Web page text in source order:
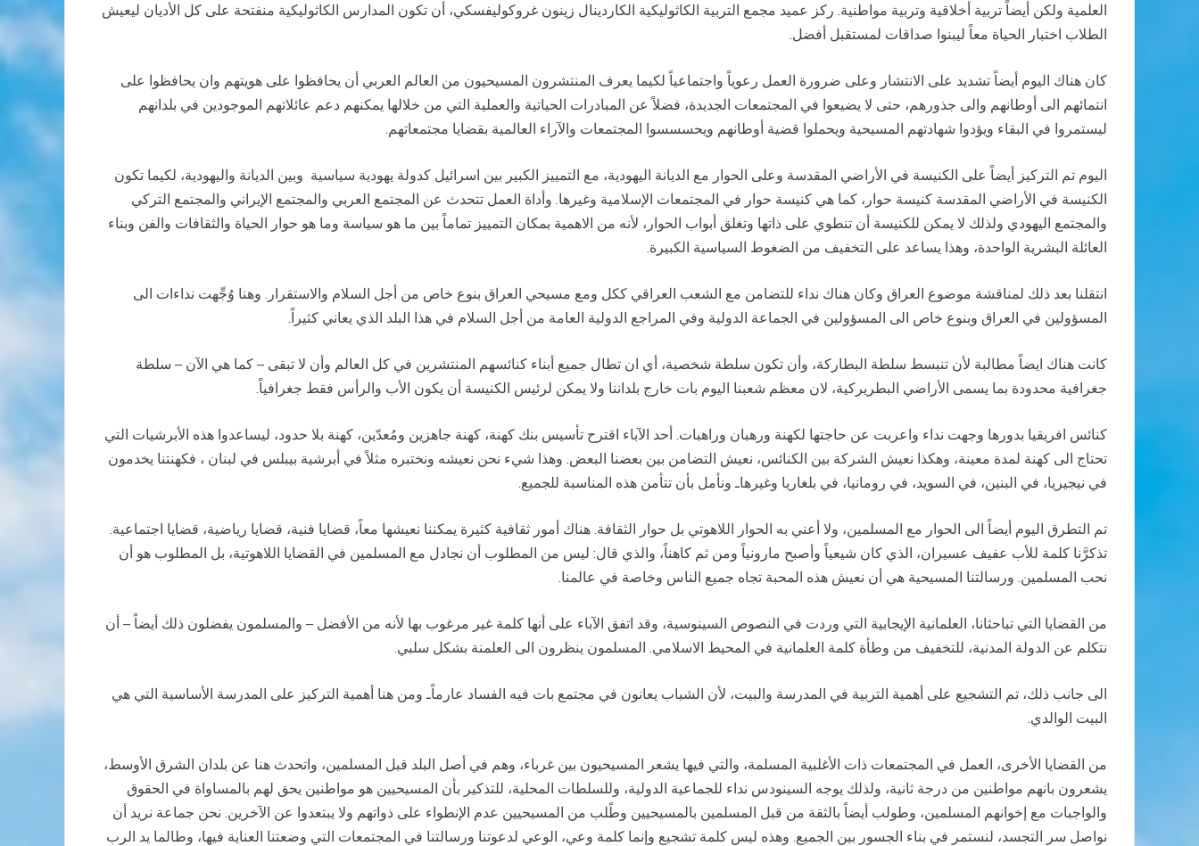
العلمية ولكن أيضاً تربية أخلاقية وتربية مواطنية. ركز عميد مجمع التربية الكاثوليكية الكاردينال زينون غروكوليفسكي، أن تكون المدارس الكاثوليكية منفتحة على كل الأديان ليعيش
الطلاب اختبار الحياة معاً ليبنوا صداقات لمستقبل أفضل.
كان هناك اليوم أيضاً تشديد على الانتشار وعلى ضرورة العمل رعوياً واجتماعياً لكيما يعرف المنتشرون المسيحيون من العالم العربي أن يحافظوا على هويتهم وان يحافظوا على
انتمائهم الى أوطانهم والى جذورهم، حتى لا يضيعوا في المجتمعات الجديدة، فضلاً عن المبادرات الحياتية والعملية التي من خلالها يمكنهم دعم عائلاتهم الموجودين في بلدانهم
ليستمروا في البقاء ويؤدوا شهادتهم المسيحية ويحملوا قضية أوطانهم ويحسسسوا المجتمعات والآراء العالمية بقضايا مجتمعاتهم.
اليوم تم التركيز أيضاً على الكنيسة في الأراضي المقدسة وعلى الحوار مع الديانة اليهودية، مع التمييز الكبير بين اسرائيل كدولة يهودية سياسية وبين الديانة واليهودية، لكيما تكون
الكنيسة في الأراضي المقدسة كنيسة حوار، كما هي كنيسة حوار في المجتمعات الإسلامية وغيرها. وأداة العمل تتحدث عن المجتمع العربي والمجتمع الإيراني والمجتمع التركي
والمجتمع اليهودي ولذلك لا يمكن للكنيسة أن تنطوي على ذاتها وتغلق أبواب الحوار، لأنه من الاهمية بمكان التمييز تماماً بين ما هو سياسة وما هو حوار الحياة والثقافات والفن وبناء
العائلة البشرية الواحدة، وهذا يساعد على التخفيف من الضغوط السياسية الكبيرة.
انتقلنا بعد ذلك لمناقشة موضوع العراق وكان هناك نداء للتضامن مع الشعب العراقي ككل ومع مسيحي العراق بنوع خاص من أجل السلام والاستقرار. وهنا وُجِّهت نداءات الى
المسؤولين في العراق وبنوع خاص الى المسؤولين في الجماعة الدولية وفي المراجع الدولية العامة من أجل السلام في هذا البلد الذي يعاني كثيراً.
كانت هناك ايضاً مطالبة لأن تنبسط سلطة البطاركة، وأن تكون سلطة شخصية، أي ان تطال جميع أبناء كنائسهم المنتشرين في كل العالم وأن لا تبقى – كما هي الآن – سلطة
جغرافية محدودة بما يسمى الأراضي البطريركية، لان معظم شعبنا اليوم بات خارج بلداننا ولا يمكن لرئيس الكنيسة أن يكون الأب والرأس فقط جغرافياً.
كنائس افريقيا بدورها وجهت نداء واعربت عن حاجتها لكهنة ورهبان وراهبات. أحد الآباء اقترح تأسيس بنك كهنة، كهنة جاهزين ومُعدّين، كهنة بلا حدود، ليساعدوا هذه الأبرشيات التي
تحتاج الى كهنة لمدة معينة، وهكذا نعيش الشركة بين الكنائس، نعيش التضامن بين بعضنا البعض. وهذا شيء نحن نعيشه ونختبره مثلاً في أبرشية بيبلس في لبنان ، فكهنتنا يخدمون
في نيجيريا، في البنين، في السويد، في رومانيا، في بلغاريا وغيرهاـ ونأمل بأن تتأمن هذه المناسبة للجميع.
تم التطرق اليوم أيضاً الى الحوار مع المسلمين، ولا أعني به الحوار اللاهوتي بل حوار الثقافة. هناك أمور ثقافية كثيرة يمكننا نعيشها معاً، قضايا فنية، قضايا رياضية، قضايا اجتماعية.
تذكرَّنا كلمة للأب عفيف عسيران، الذي كان شيعياً وأصبح مارونياً ومن ثم كاهناً، والذي قال: ليس من المطلوب أن نجادل مع المسلمين في القضايا اللاهوتية، بل المطلوب هو أن
نحب المسلمين. ورسالتنا المسيحية هي أن نعيش هذه المحبة تجاه جميع الناس وخاصة في عالمنا.
من القضايا التي تباحثانا، العلمانية الإيجابية التي وردت في النصوص السينوسية، وقد اتفق الآباء على أنها كلمة غير مرغوب بها لأنه من الأفضل – والمسلمون يفضلون ذلك أيضاً – أن
نتكلم عن الدولة المدنية، للتخفيف من وطأة كلمة العلمانية في المحيط الاسلامي. المسلمون ينظرون الى العلمنة بشكل سلبي.
الى جانب ذلك، تم التشجيع على أهمية التربية في المدرسة والبيت، لأن الشباب يعانون في مجتمع بات فيه الفساد عارماًـ ومن هنا أهمية التركيز على المدرسة الأساسية التي هي
البيت الوالدي.
من القضايا الأخرى، العمل في المجتمعات ذات الأغلبية المسلمة، والتي فيها يشعر المسيحيون بين غرباء، وهم في أصل البلد قبل المسلمين، واتحدث هنا عن بلدان الشرق الأوسط،
يشعرون بانهم مواطنين من درجة ثانية، ولذلك يوجه السينودس نداء للجماعية الدولية، وللسلطات المحلية، للتذكير بأن المسيحيين هو مواطنين يحق لهم بالمساواة في الحقوق
والواجبات مع إخوانهم المسلمين، وطولب أيضاً بالثقة من قبل المسلمين بالمسيحيين وطًلب من المسيحيين عدم الإنطواء على ذواتهم ولا يبتعدوا عن الآخرين. نحن جماعة نريد أن
نواصل سر التجسد، لنستمر في بناء الجسور بين الجميع. وهذه ليس كلمة تشجيع وإنما كلمة وعي، الوعي لدعوتنا ورسالتنا في المجتمعات التي وضعتنا العناية فيها، وطالما يد الرب